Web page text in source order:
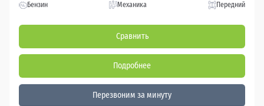
Бензин Механика Передний
Сравнить
Подробнее
Перезвоним за минуту